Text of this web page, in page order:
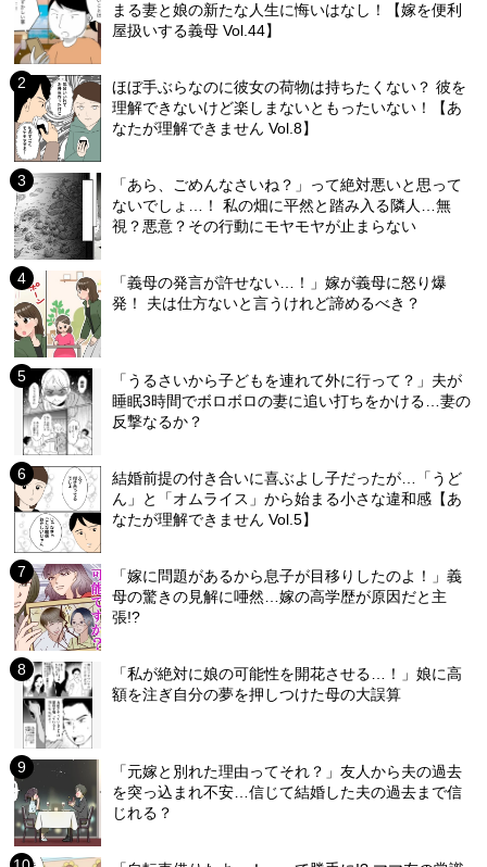
まる妻と娘の新たな人生に悔いはなし！【嫁を便利
屋扱いする義母 Vol.44】
ほぼ手ぶらなのに彼女の荷物は持ちたくない？ 彼を
理解できないけど楽しまないともったいない！【あ
なたが理解できません Vol.8】
「あら、ごめんなさいね？」って絶対悪いと思って
ないでしょ…！ 私の畑に平然と踏み入る隣人…無
視？悪意？その行動にモヤモヤが止まらない
「義母の発言が許せない…！」嫁が義母に怒り爆
発！ 夫は仕方ないと言うけれど諦めるべき？
「うるさいから子どもを連れて外に行って？」夫が
睡眠3時間でボロボロの妻に追い打ちをかける…妻の
反撃なるか？
結婚前提の付き合いに喜ぶよし子だったが…「うど
ん」と「オムライス」から始まる小さな違和感【あ
なたが理解できません Vol.5】
「嫁に問題があるから息子が目移りしたのよ！」義
母の驚きの見解に唖然…嫁の高学歴が原因だと主
張!?
「私が絶対に娘の可能性を開花させる…！」娘に高
額を注ぎ自分の夢を押しつけた母の大誤算
「元嫁と別れた理由ってそれ？」友人から夫の過去
を突っ込まれ不安…信じて結婚した夫の過去まで信
じれる？